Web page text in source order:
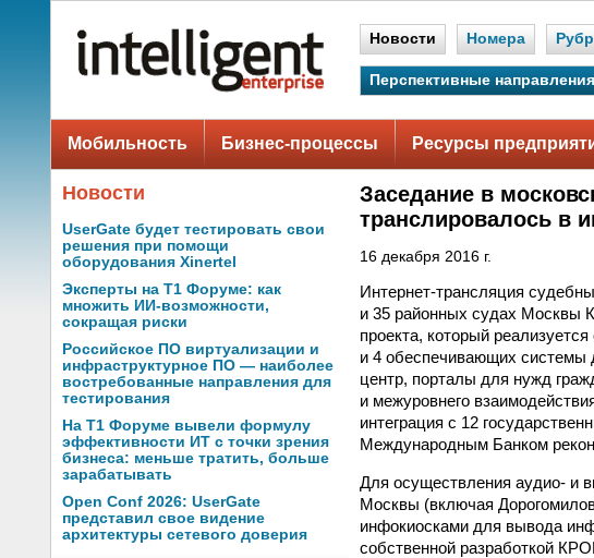
Новости Номера
Перспективные
Мобильность Бизнес-процессы Ресурсы
Новости
UserGate будет тестировать свои
решения при помощи
оборудования Xinertel
Эксперты на Т1 Форуме: как
множить ИИ-возможности,
сокращая риски
Российское ПО виртуализации и
инфраструктурное ПО — наиболее
востребованные направления для
тестирования
На Т1 Форуме вывели формулу
эффективности ИТ с точки зрения
бизнеса: меньше тратить, больше
зарабатывать
Open Conf 2026: UserGate
представил свое видение
архитектуры сетевого доверия
Заседание в
транслировалось в
16 декабря 2016 г.
Интернет-трансляция
и 35 районных судах Москвы
проекта, который
и 4 обеспечивающих системы
центр, порталы для нужд
и межуровнего
интеграция с 12
Международным Банком
Для осуществления аудио- и
Москвы (включая
инфокиосками для вывода
собственной разработкой